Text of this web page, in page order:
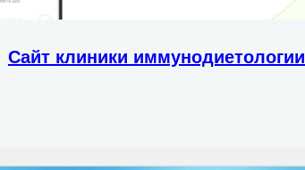
Cайт клиники иммунодиетологии